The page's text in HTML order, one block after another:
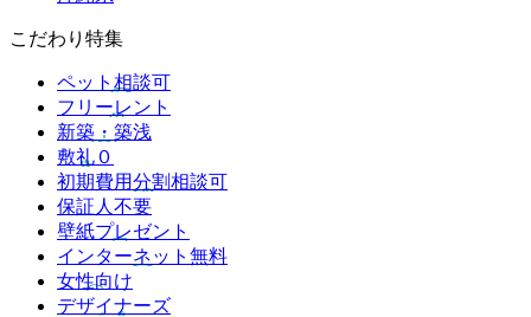
こだわり特集
ペット相談可
フリーレント
新築・築浅
敷礼０
初期費用分割相談可
保証人不要
壁紙プレゼント
インターネット無料
女性向け
デザイナーズ